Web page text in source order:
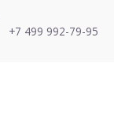
+7 499 992-79-95